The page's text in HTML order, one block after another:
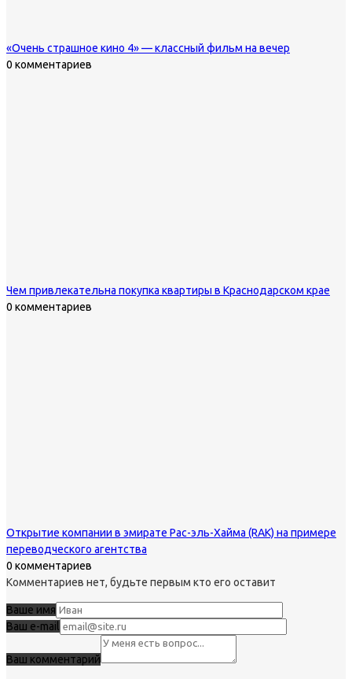
«Очень страшное кино 4» — классный фильм на вечер
0 комментариев
Чем привлекательна покупка квартиры в Краснодарском крае
0 комментариев
Открытие компании в эмирате Рас-эль-Хайма (RAK) на примере
переводческого агентства
0 комментариев
Комментариев нет, будьте первым кто его оставит
Ваше имя
Ваш e-mail
Ваш комментарий